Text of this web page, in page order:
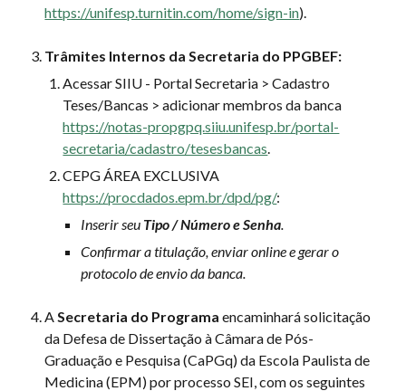
https://unifesp.turnitin.com/home/sign-in).
Trâmites Internos da Secretaria do PPGBEF:
Acessar SIIU - Portal Secretaria > Cadastro
Teses/Bancas > adicionar membros da banca
https://notas-propgpq.siiu.unifesp.br/portal-
secretaria/cadastro/tesesbancas.
CEPG ÁREA EXCLUSIVA
https://procdados.epm.br/dpd/pg/:
Inserir seu Tipo / Número e Senha.
Confirmar a titulação, enviar online e gerar o
protocolo de envio da banca.
ASecretaria do Programaencaminharásolicitação
da Defesa de Dissertação à Câmara de Pós-
Graduação e Pesquisa (CaPGq) da Escola Paulista de
Medicina (EPM) por processo SEI, com os seguintes